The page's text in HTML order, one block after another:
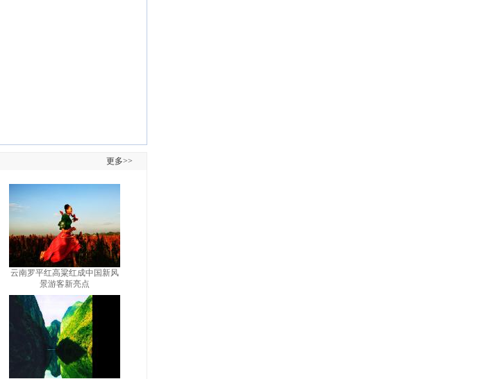
更多>>
云南罗平红高粱红成中国新风
景游客新亮点